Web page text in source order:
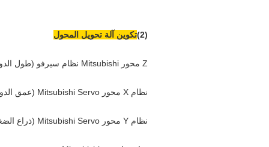
(2) تكوين آلة تحويل المحول
Z محور Mitsubishi نظام سيرفو (طول الدوران)
نظام X محور Mitsubishi Servo (عمق الدوران)
نظام Y محور Mitsubishi Servo (ذراع الضغط)